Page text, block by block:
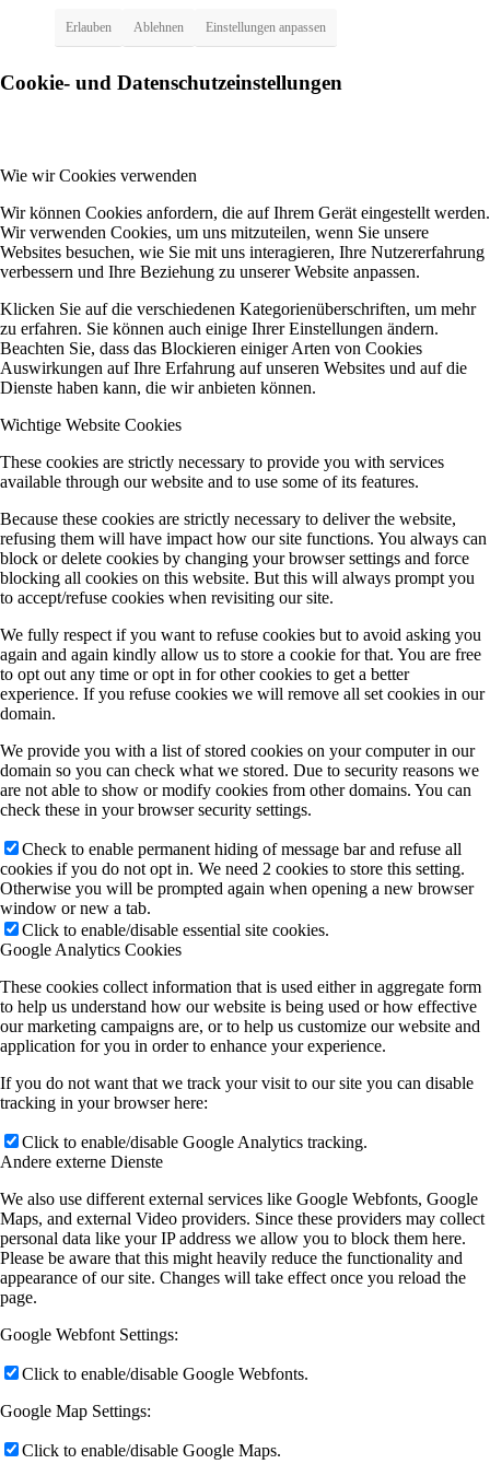
Erlauben Ablehnen Einstellungen anpassen
Cookie- und Datenschutzeinstellungen
Wie wir Cookies verwenden
Wir können Cookies anfordern, die auf Ihrem Gerät eingestellt werden.
Wir verwenden Cookies, um uns mitzuteilen, wenn Sie unsere
Websites besuchen, wie Sie mit uns interagieren, Ihre Nutzererfahrung
verbessern und Ihre Beziehung zu unserer Website anpassen.
Klicken Sie auf die verschiedenen Kategorienüberschriften, um mehr
zu erfahren. Sie können auch einige Ihrer Einstellungen ändern.
Beachten Sie, dass das Blockieren einiger Arten von Cookies
Auswirkungen auf Ihre Erfahrung auf unseren Websites und auf die
Dienste haben kann, die wir anbieten können.
Wichtige Website Cookies
These cookies are strictly necessary to provide you with services
available through our website and to use some of its features.
Because these cookies are strictly necessary to deliver the website,
refusing them will have impact how our site functions. You always can
block or delete cookies by changing your browser settings and force
blocking all cookies on this website. But this will always prompt you
to accept/refuse cookies when revisiting our site.
We fully respect if you want to refuse cookies but to avoid asking you
again and again kindly allow us to store a cookie for that. You are free
to opt out any time or opt in for other cookies to get a better
experience. If you refuse cookies we will remove all set cookies in our
domain.
We provide you with a list of stored cookies on your computer in our
domain so you can check what we stored. Due to security reasons we
are not able to show or modify cookies from other domains. You can
check these in your browser security settings.
Check to enable permanent hiding of message bar and refuse all
cookies if you do not opt in. We need 2 cookies to store this setting.
Otherwise you will be prompted again when opening a new browser
window or new a tab.
Click to enable/disable essential site cookies.
Google Analytics Cookies
These cookies collect information that is used either in aggregate form
to help us understand how our website is being used or how effective
our marketing campaigns are, or to help us customize our website and
application for you in order to enhance your experience.
If you do not want that we track your visit to our site you can disable
tracking in your browser here:
Click to enable/disable Google Analytics tracking.
Andere externe Dienste
We also use different external services like Google Webfonts, Google
Maps, and external Video providers. Since these providers may collect
personal data like your IP address we allow you to block them here.
Please be aware that this might heavily reduce the functionality and
appearance of our site. Changes will take effect once you reload the
page.
Google Webfont Settings:
Click to enable/disable Google Webfonts.
Google Map Settings:
Click to enable/disable Google Maps.